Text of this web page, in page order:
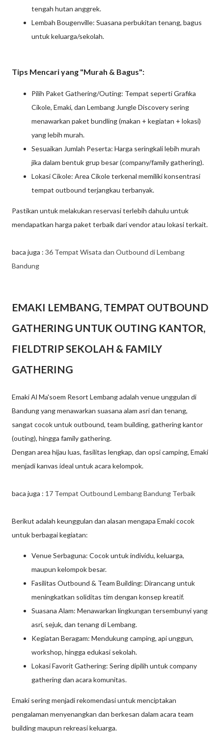
tengah hutan anggrek.
Lembah Bougenville: Suasana perbukitan tenang, bagus
untuk keluarga/sekolah.
Tips Mencari yang "Murah & Bagus":
Pilih Paket Gathering/Outing: Tempat seperti Grafika
Cikole, Emaki, dan Lembang Jungle Discovery sering
menawarkan paket bundling (makan + kegiatan + lokasi)
yang lebih murah.
Sesuaikan Jumlah Peserta: Harga seringkali lebih murah
jika dalam bentuk grup besar (company/family gathering).
Lokasi Cikole: Area Cikole terkenal memiliki konsentrasi
tempat outbound terjangkau terbanyak.
Pastikan untuk melakukan reservasi terlebih dahulu untuk
mendapatkan harga paket terbaik dari vendor atau lokasi terkait.
baca juga : 36 Tempat Wisata dan Outbound di Lembang
Bandung
EMAKI LEMBANG, TEMPAT OUTBOUND
GATHERING UNTUK OUTING KANTOR,
FIELDTRIP SEKOLAH & FAMILY
GATHERING
Emaki Al Ma'soem Resort Lembang adalah venue unggulan di
Bandung yang menawarkan suasana alam asri dan tenang,
sangat cocok untuk outbound, team building, gathering kantor
(outing), hingga family gathering.
Dengan area hijau luas, fasilitas lengkap, dan opsi camping, Emaki
menjadi kanvas ideal untuk acara kelompok.
baca juga : 17 Tempat Outbound Lembang Bandung Terbaik
Berikut adalah keunggulan dan alasan mengapa Emaki cocok
untuk berbagai kegiatan:
Venue Serbaguna: Cocok untuk individu, keluarga,
maupun kelompok besar.
Fasilitas Outbound & Team Building: Dirancang untuk
meningkatkan soliditas tim dengan konsep kreatif.
Suasana Alam: Menawarkan lingkungan tersembunyi yang
asri, sejuk, dan tenang di Lembang.
Kegiatan Beragam: Mendukung camping, api unggun,
workshop, hingga edukasi sekolah.
Lokasi Favorit Gathering: Sering dipilih untuk company
gathering dan acara komunitas.
Emaki sering menjadi rekomendasi untuk menciptakan
pengalaman menyenangkan dan berkesan dalam acara team
building maupun rekreasi keluarga.